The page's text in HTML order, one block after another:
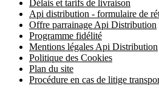
Délais et tarifs de livraison
Api distribution - formulaire de
Offre parrainage Api Distribution
Programme fidélité
Mentions légales Api Distribution
Politique des Cookies
Plan du site
Procédure en cas de litige